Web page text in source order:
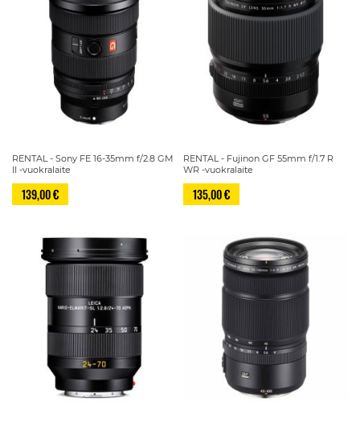
RENTAL - Sony FE 16-35mm f/2.8 GM
II -vuokralaite
139,00 €
RENTAL - Fujinon GF 55mm f/1.7 R
WR -vuokralaite
135,00 €